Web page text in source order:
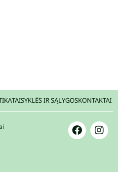
TAISYKLĖS IR SĄLYGOSKONTAKTAI